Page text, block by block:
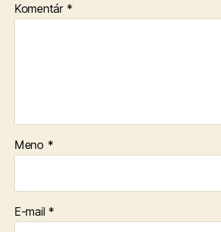
Komentár *
Meno *
E-mail *